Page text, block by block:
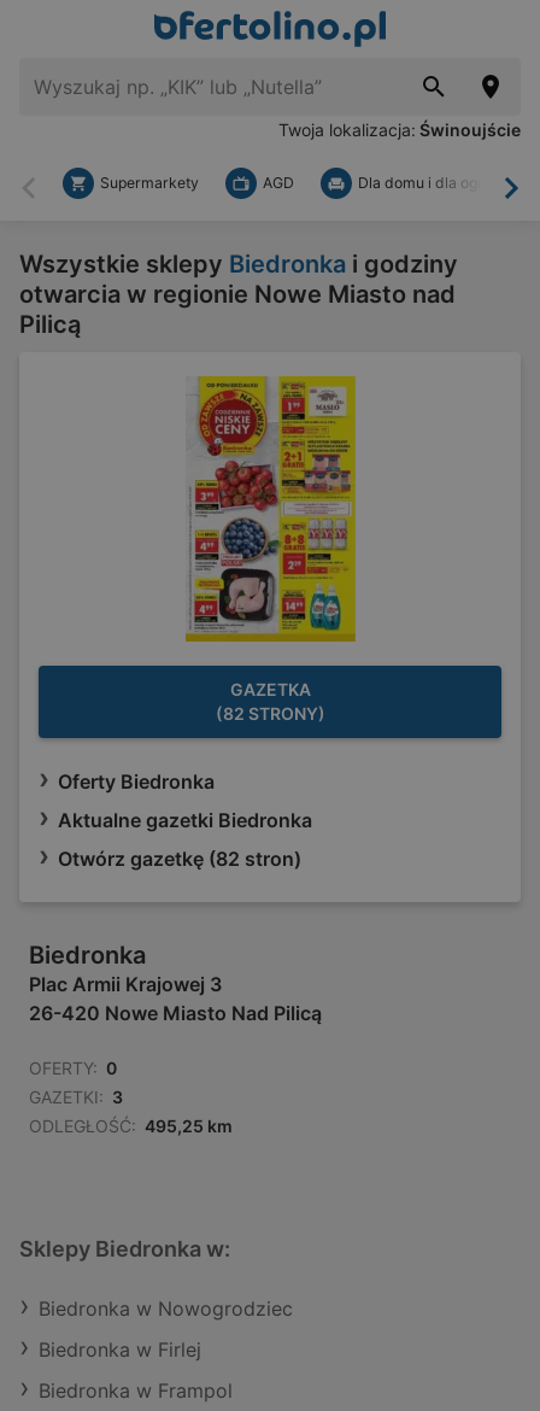
Twoja lokalizacja: Świnoujście
Wstecz
Supermarkety AGD Dla domu i dla ogrodu
Wszystkie sklepy Biedronka i godziny
otwarcia w regionie Nowe Miasto nad
Pilicą
GAZETKA
(82 STRONY)
Oferty Biedronka
Aktualne gazetki Biedronka
Otwórz gazetkę (82 stron)
Biedronka
Plac Armii Krajowej 3
26-420 Nowe Miasto Nad Pilicą
OFERTY: 0
GAZETKI: 3
ODLEGŁOŚĆ: 495,25 km
Sklepy Biedronka w:
Biedronka w Nowogrodziec
Biedronka w Firlej
Biedronka w Frampol